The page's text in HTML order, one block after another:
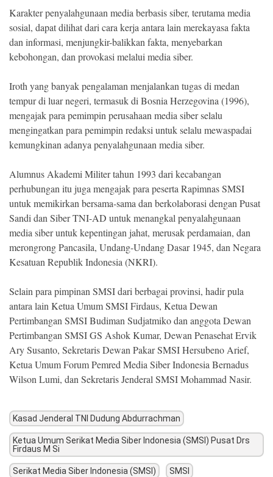
Karakter penyalahgunaan media berbasis siber, terutama media
sosial, dapat dilihat dari cara kerja antara lain merekayasa fakta
dan informasi, menjungkir-balikkan fakta, menyebarkan
kebohongan, dan provokasi melalui media siber.
Iroth yang banyak pengalaman menjalankan tugas di medan
tempur di luar negeri, termasuk di Bosnia Herzegovina (1996),
mengajak para pemimpin perusahaan media siber selalu
mengingatkan para pemimpin redaksi untuk selalu mewaspadai
kemungkinan adanya penyalahgunaan media siber.
Alumnus Akademi Militer tahun 1993 dari kecabangan
perhubungan itu juga mengajak para peserta Rapimnas SMSI
untuk memikirkan bersama-sama dan berkolaborasi dengan Pusat
Sandi dan Siber TNI-AD untuk menangkal penyalahgunaan
media siber untuk kepentingan jahat, merusak perdamaian, dan
merongrong Pancasila, Undang-Undang Dasar 1945, dan Negara
Kesatuan Republik Indonesia (NKRI).
Selain para pimpinan SMSI dari berbagai provinsi, hadir pula
antara lain Ketua Umum SMSI Firdaus, Ketua Dewan
Pertimbangan SMSI Budiman Sudjatmiko dan anggota Dewan
Pertimbangan SMSI GS Ashok Kumar, Dewan Penasehat Ervik
Ary Susanto, Sekretaris Dewan Pakar SMSI Hersubeno Arief,
Ketua Umum Forum Pemred Media Siber Indonesia Bernadus
Wilson Lumi, dan Sekretaris Jenderal SMSI Mohammad Nasir.
Kasad Jenderal TNI Dudung Abdurrachman
Ketua Umum Serikat Media Siber Indonesia (SMSI) Pusat Drs
Firdaus M Si
Serikat Media Siber Indonesia (SMSI) SMSI